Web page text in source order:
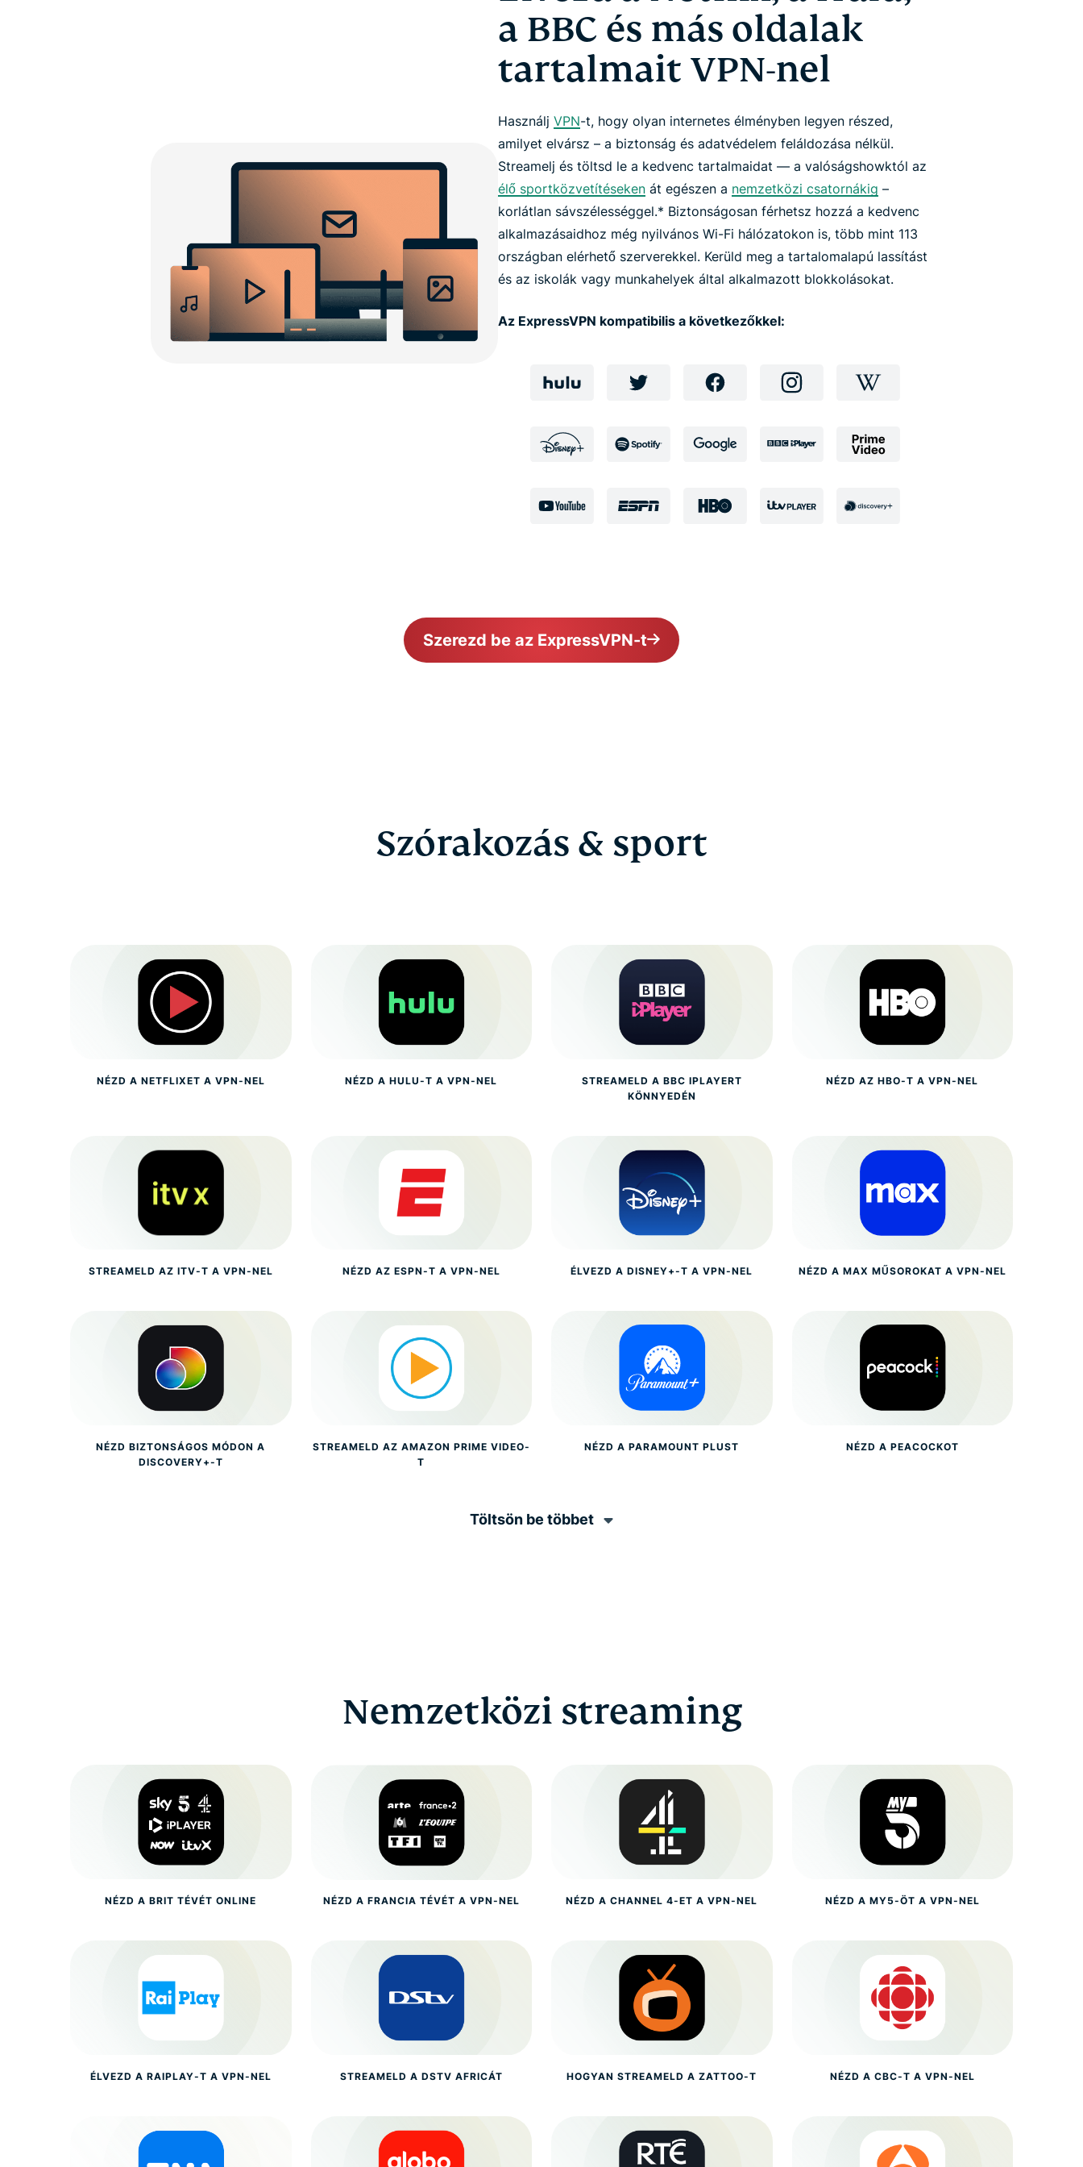
a BBC és más oldalak
tartalmait VPN-nel
Használj VPN-t, hogy olyan internetes élményben legyen részed,
amilyet elvársz – a biztonság és adatvédelem feláldozása nélkül.
Streamelj és töltsd le a kedvenc tartalmaidat — a valóságshowktól az
élő sportközvetítésekenát egészen a nemzetközi csatornákig –
korlátlan sávszélességgel.* Biztonságosan férhetsz hozzá a kedvenc
alkalmazásaidhoz még nyilvános Wi-Fi hálózatokon is, több mint 113
országban elérhető szerverekkel. Kerüld meg a tartalomalapú lassítást
és az iskolák vagy munkahelyek által alkalmazott blokkolásokat.
Az ExpressVPN kompatibilis a következőkkel:
Szerezd be az ExpressVPN-t
Szórakozás & sport
NÉZD A NETFLIXET A VPN-NEL NÉZD A HULU-T A VPN-NEL
STREAMELD A BBC IPLAYERT
KÖNNYEDÉN
NÉZD AZ HBO-T A VPN-NEL
STREAMELD AZ ITV-T A VPN-NEL NÉZD AZ ESPN-T A VPN-NEL ÉLVEZD A DISNEY+-T A VPN-NEL NÉZD A MAX MŰSOROKAT A VPN-NEL
NÉZD BIZTONSÁGOS MÓDON A
DISCOVERY+-T
STREAMELD AZ AMAZON PRIME VIDEO-
T
NÉZD A PARAMOUNT PLUST NÉZD A PEACOCKOT
Töltsön be többet
Nemzetközi streaming
NÉZD A BRIT TÉVÉT ONLINE NÉZD A FRANCIA TÉVÉT A VPN-NEL NÉZD A CHANNEL 4-ET A VPN-NEL NÉZD A MY5-ÖT A VPN-NEL
ÉLVEZD A RAIPLAY-T A VPN-NEL STREAMELD A DSTV AFRICÁT HOGYAN STREAMELD A ZATTOO-T NÉZD A CBC-T A VPN-NEL